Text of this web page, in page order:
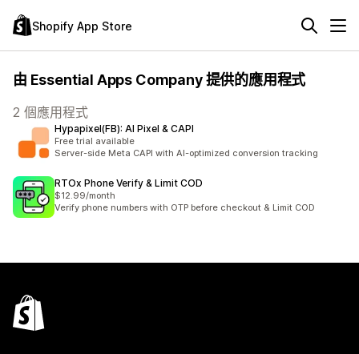
Shopify App Store
由 Essential Apps Company 提供的應用程式
2 個應用程式
Hypapixel(FB): AI Pixel & CAPI
Free trial available
Server-side Meta CAPI with AI-optimized conversion tracking
RTOx Phone Verify & Limit COD
$12.99/month
Verify phone numbers with OTP before checkout & Limit COD